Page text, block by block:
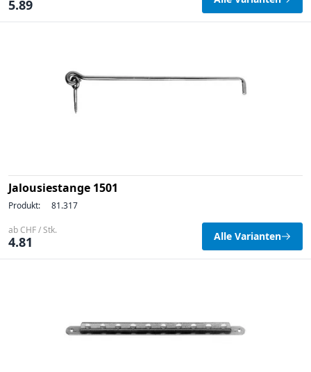
5.89
Jalousiestange 1501
Produkt: 81.317
ab CHF / Stk.
4.81 Alle Varianten